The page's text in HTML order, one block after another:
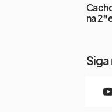
na 2ª
Siga